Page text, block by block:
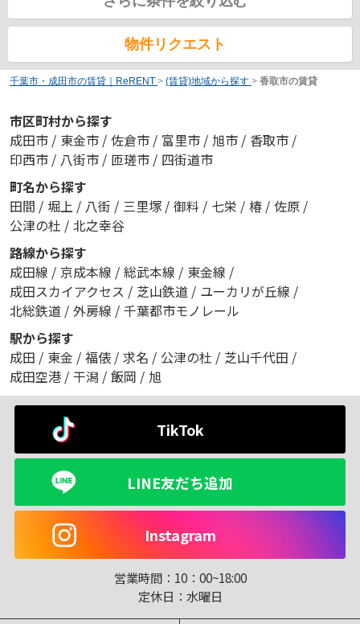
物件リクエスト
千葉市・成田市の賃貸｜ReRENT > (賃貸)地域から探す > 香取市の賃貸
市区町村から探す
成田市 / 東金市 / 佐倉市 / 富里市 / 旭市 / 香取市 /
印西市 / 八街市 / 匝瑳市 / 四街道市
町名から探す
田間 / 堀上 / 八街 / 三里塚 / 御料 / 七栄 / 椿 / 佐原 /
公津の杜 / 北之幸谷
路線から探す
成田線 / 京成本線 / 総武本線 / 東金線 /
成田スカイアクセス / 芝山鉄道 / ユーカリが丘線 /
北総鉄道 / 外房線 / 千葉都市モノレール
駅から探す
成田 / 東金 / 福俵 / 求名 / 公津の杜 / 芝山千代田 /
成田空港 / 干潟 / 飯岡 / 旭
TikTok
LINE友だち追加
Instagram
営業時間： 10：00~18:00
定休日： 水曜日